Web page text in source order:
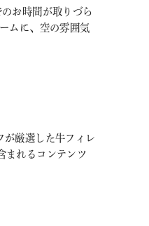
お時間が取りづら
ムに、空の雰囲気
厳選した牛フィレ
まれるコンテンツ